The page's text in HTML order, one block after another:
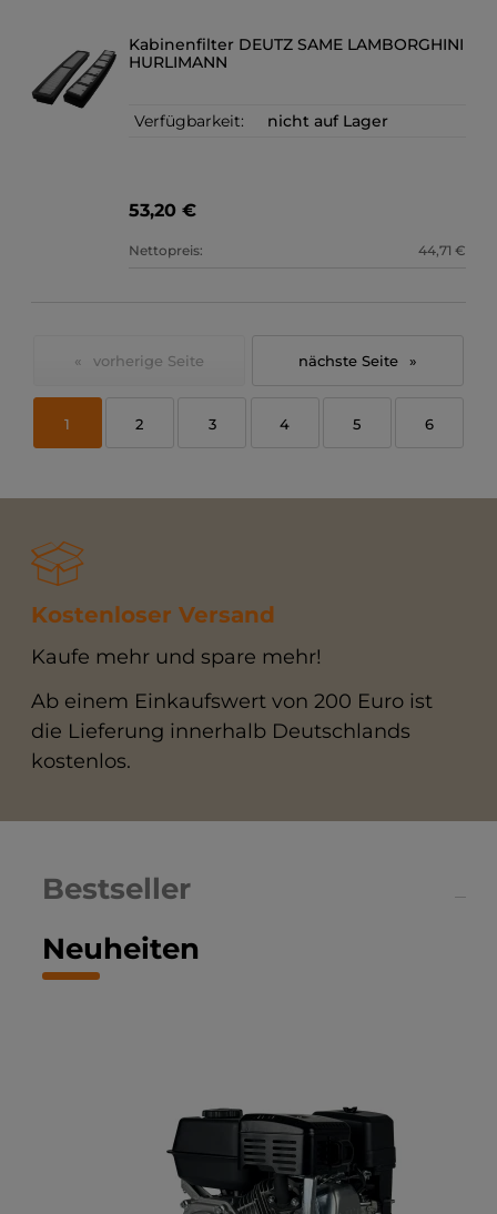
Kabinenfilter DEUTZ SAME LAMBORGHINI
HURLIMANN
Verfügbarkeit: nicht auf Lager
53,20 €
Nettopreis: 44,71 €
«
1 2 3 4 5 6
»
Kostenloser Versand
Kaufe mehr und spare mehr!
Ab einem Einkaufswert von 200 Euro ist
die Lieferung innerhalb Deutschlands
kostenlos.
Neuheiten
Bestseller